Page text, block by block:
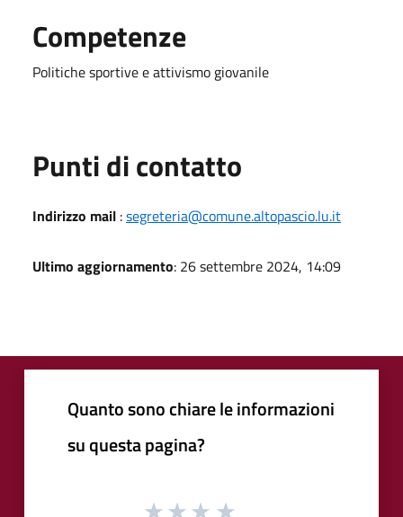
Competenze
Politiche sportive e attivismo giovanile
Punti di contatto
Indirizzo mail :segreteria@comune.altopascio.lu.it
Ultimo aggiornamento: 26 settembre 2024, 14:09
Quanto sono chiare le informazioni
su questa pagina?